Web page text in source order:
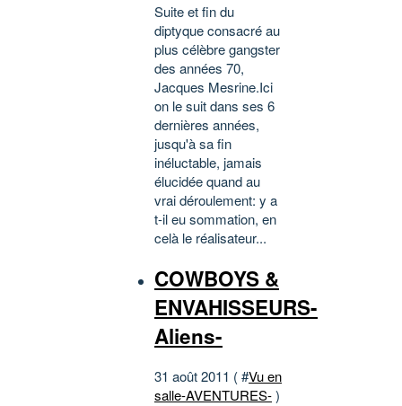
Suite et fin du
diptyque consacré au
plus célèbre gangster
des années 70,
Jacques Mesrine.Ici
on le suit dans ses 6
dernières années,
jusqu'à sa fin
inéluctable, jamais
élucidée quand au
vrai déroulement: y a
t-il eu sommation, en
celà le réalisateur...
COWBOYS &
ENVAHISSEURS-
Aliens-
31 août 2011 ( #Vu en
salle-AVENTURES-)